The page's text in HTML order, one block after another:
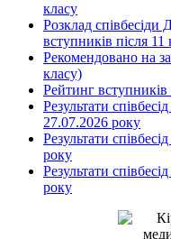
класу
Розклад
вступників після
Рекомендовано на
класу)
Рейтинг
Результати
27.07.2026 року
Результати
року
Результати
року